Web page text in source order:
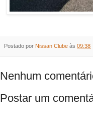
Postado por Nissan Clube às 09:38
Nenhum
Postar um